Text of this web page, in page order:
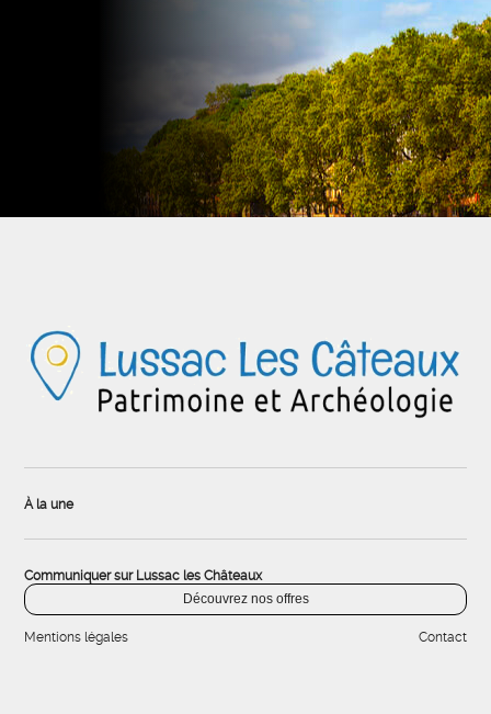
À la une
Communiquer sur Lussac les Châteaux
Découvrez nos offres
Mentions légales Contact